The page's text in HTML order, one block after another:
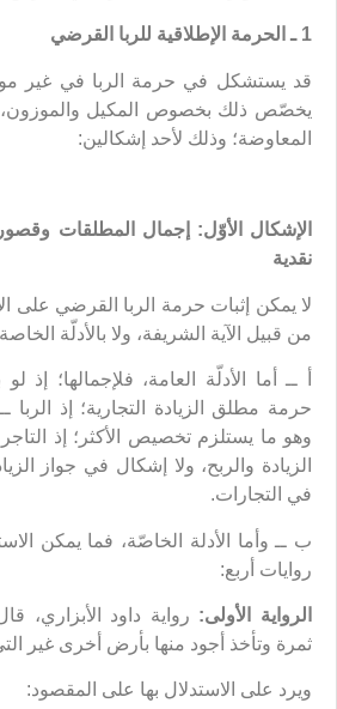
1 ـ الحرمة الإطلاقية للربا القرضي
قد يستشكل في حرمة الربا في غير
يخصّص ذلك بخصوص المكيل والموزون،
المعاوضة؛ وذلك لأحد إشكالين:
الإشكال الأوّل: إجمال المطلقات
نقدية
لا يمكن إثبات حرمة الربا القرضي على
من قبيل الآية الشريفة، ولا بالأدلّة
أ ــ أما الأدلّة العامة، فلإجمالها؛ إذ
حرمة مطلق الزيادة التجارية؛ إذ الربا
وهو ما يستلزم تخصيص الأكثر؛ إذ
الزيادة والربح، ولا إشكال في جواز
في التجارات.
ب ــ وأما الأدلة الخاصّة، فما يمكن
روايات أربع:
الرواية الأولى: رواية داود الأبزاري،
ثمرة وتأخذ أجود منها بأرض أخرى غير
ويرد على الاستدلال بها على المقصود: